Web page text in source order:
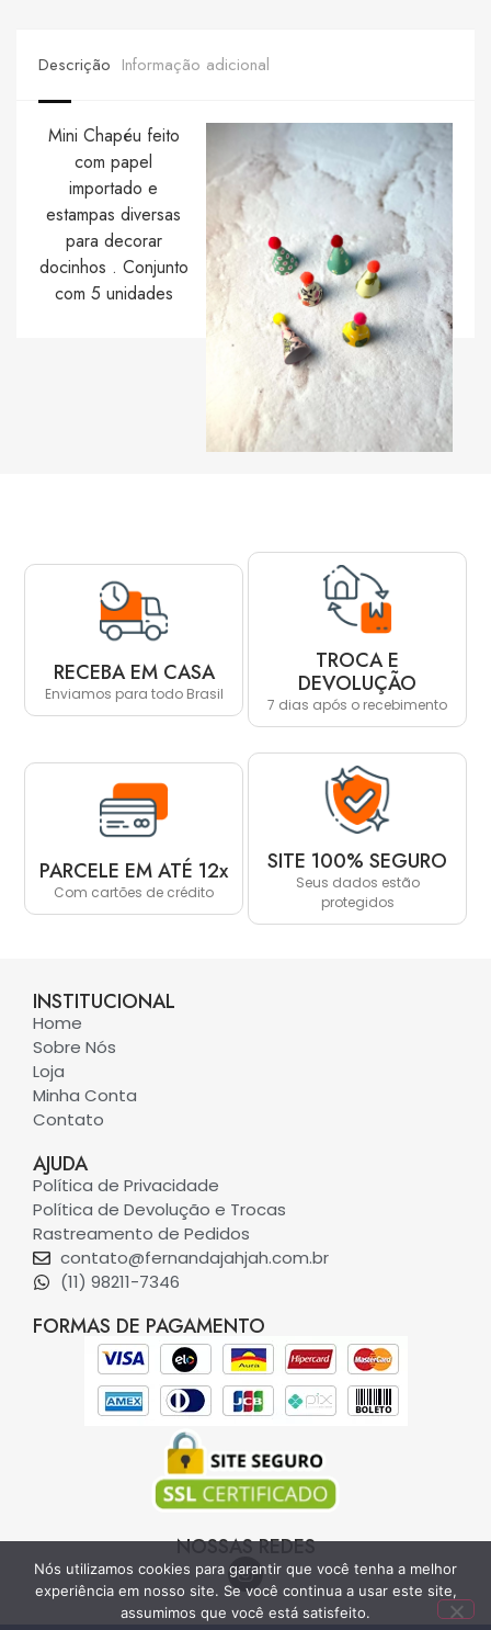
Descrição Informação adicional
Mini Chapéu feito
com papel
importado e
estampas diversas
para decorar
docinhos . Conjunto
com 5 unidades
RECEBA EM CASA
Enviamos para todo Brasil
TROCA E
DEVOLUÇÃO
7 dias após o recebimento
PARCELE EM ATÉ 12x
Com cartões de crédito
SITE 100% SEGURO
Seus dados estão
protegidos
INSTITUCIONAL
Home
Sobre Nós
Loja
Minha Conta
Contato
AJUDA
Política de Privacidade
Política de Devolução e Trocas
Rastreamento de Pedidos
contato@fernandajahjah.com.br
(11) 98211-7346
FORMAS DE PAGAMENTO
NOSSAS REDES
Nós utilizamos cookies para garantir que você tenha a melhor
experiência em nosso site. Se você continua a usar este site,
assumimos que você está satisfeito.